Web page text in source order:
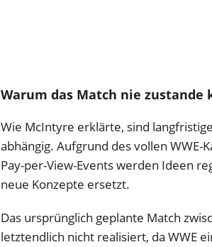
Warum das Match nie zustande
Wie McIntyre erklärte, sind
abhängig. Aufgrund des vollen WWE-
Pay-per-View-Events werden Ideen
neue Konzepte ersetzt.
Das ursprünglich geplante Match
letztendlich nicht realisiert, da WWE